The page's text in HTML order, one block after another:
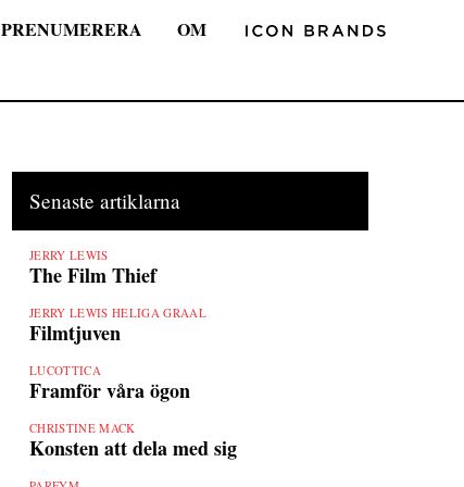
PRENUMERERA OM
Senaste artiklarna
JERRY LEWIS
The Film Thief
JERRY LEWIS HELIGA GRAAL
Filmtjuven
LUCOTTICA
Framför våra ögon
CHRISTINE MACK
Konsten att dela med sig